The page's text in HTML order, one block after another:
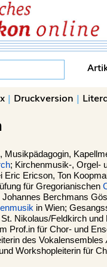
| Druckversion |
Musikpädagogin,
; Kirchenmusik-, Orgel-
Eric Ericson, Ton
für Gregorianischen
Johannes Berchmans
in Wien;
Nikolaus/Feldkirch
Prof.in für Chor- und
des Vokalensembles
Workshopleiterin für